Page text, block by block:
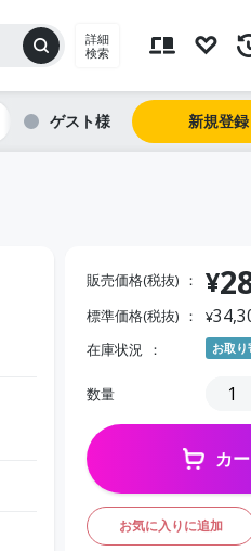
詳細
検索
ゲスト 新規登録
販売価格(税抜) ¥
標準価格(税抜) ¥
在庫状況 お取り
数量
カ
お気に入りに追加